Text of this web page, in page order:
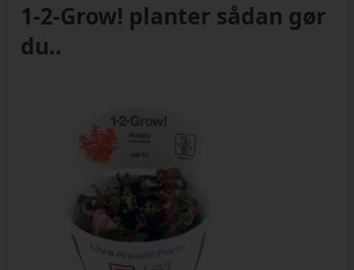
1-2-Grow! planter sådan gør
du..